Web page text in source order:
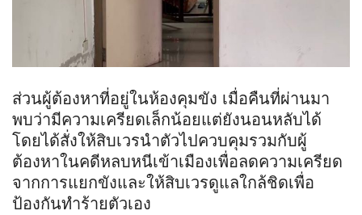
ส่วนผู้ต้องหาที่อยู่ในห้องคุมขัง เมื่อคืนที่ผ่านมา
พบว่ามีความเครียดเล็กน้อยแต่ยังนอนหลับได้
โดยได้สั่งให้สิบเวรนำตัวไปควบคุมรวมกับผู้
ต้องหาในคดีหลบหนีเข้าเมืองเพื่อลดความเครียด
จากการแยกขังและให้สิบเวรดูแลใกล้ชิดเพื่อ
ป้องกันทำร้ายตัวเอง